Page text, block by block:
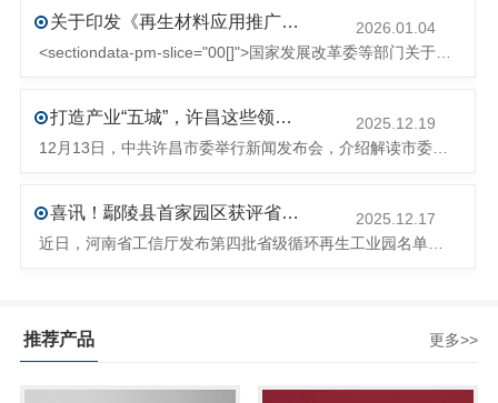
关于印发《再生材料应用推广行动方案》的通知(发改环资〔2025〕1681号)
2026.01.04
<sectiondata-pm-slice="00[]">国家发展改革委等部门关于印发《再生材料应用推广行动方案》的通知</section><section>发改环资〔2025〕1681号各省、自治区、直辖市、新疆生产建设兵团发展改革委、工业和信息化主管部门、财政厅（局）、生态环境厅（局）、商务厅（
打造产业“五城”，许昌这些领域将迎来大发展！
2025.12.19
12月13日，中共许昌市委举行新闻发布会，介绍解读市委八届十次全会的有关情况。记者从发布会了解到，“十五五”时期，许昌将加快构建现代化产业体系，持续巩固壮大实体经济根基。一系列前瞻布局和突破性举措即将展开，一起来看！<section><section>锚定“五城”目标，打造产业特色优势&...
喜讯！鄢陵县首家园区获评省级循环再生工业园
2025.12.17
近日，河南省工信厅发布第四批省级循环再生工业园名单，经地市工信部门初审推荐、园区现场答辩、专家评判等环节，城发环境（许昌）循环经济产业园成功入选，系鄢陵县首家省级循环再生工业园。该园区是河南省首个高值化再生塑料循环经济产业园，由鄢陵县、河南省投资集团城发环境股份有限公司、河南平远新材料科技有限公司三
推荐产品 更多>>